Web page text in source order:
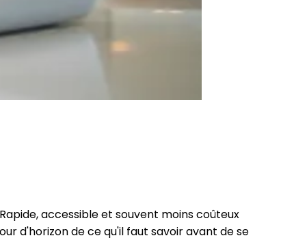
accessible et souvent moins coûteux
d'horizon de ce qu'il faut savoir avant de se